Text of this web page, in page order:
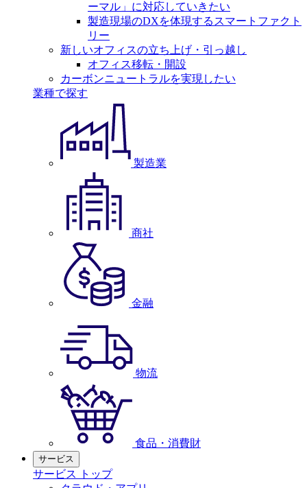
ーマル」に対応していきたい
製造現場のDXを体現するスマートファクト
リー
新しいオフィスの立ち上げ・引っ越し
オフィス移転・開設
カーボンニュートラルを実現したい
業種で探す
製造業
商社
金融
物流
食品・消費財
サービス
サービス トップ